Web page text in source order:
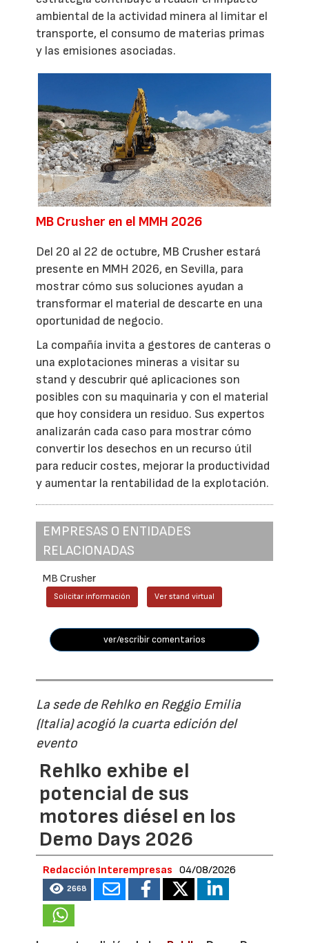
ambiental de la actividad minera al limitar el
transporte, el consumo de materias primas
y las emisiones asociadas.
MB Crusher en el MMH 2026
Del 20 al 22 de octubre, MB Crusher estará
presente en MMH 2026, en Sevilla, para
mostrar cómo sus soluciones ayudan a
transformar el material de descarte en una
oportunidad de negocio.
La compañía invita a gestores de canteras o
una explotaciones mineras a visitar su
stand y descubrir qué aplicaciones son
posibles con su maquinaria y con el material
que hoy considera un residuo. Sus expertos
analizarán cada caso para mostrar cómo
convertir los desechos en un recurso útil
para reducir costes, mejorar la productividad
y aumentar la rentabilidad de la explotación.
EMPRESAS O ENTIDADES
RELACIONADAS
MB Crusher
Solicitar información Ver stand virtual
ver/escribir comentarios
La sede de Rehlko en Reggio Emilia
(Italia) acogió la cuarta edición del
evento
Rehlko exhibe el
potencial de sus
motores diésel en los
Demo Days 2026
Redacción Interempresas 04/08/2026
2668